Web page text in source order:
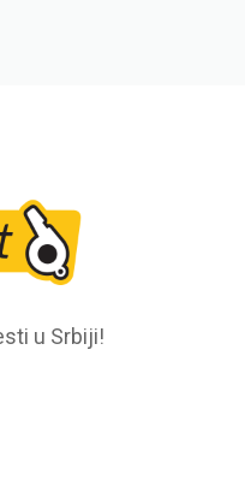
u Srbiji!